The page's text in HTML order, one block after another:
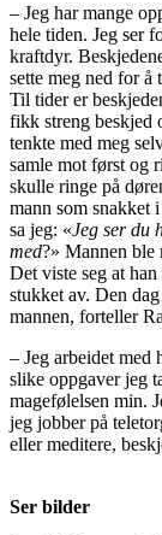
– Jeg har mange
hele tiden. Jeg ser
kraftdyr.
sette meg ned for
Til tider er
fikk streng beskjed
tenkte med meg
samle mot først og
skulle ringe på
mann som snakket
sa jeg: «Jeg ser du
med?» Mannen ble
Det viste seg at
stukket av. Den
mannen, forteller
– Jeg arbeidet med
slike oppgaver jeg
magefølelsen min.
jeg jobber på
eller meditere,
Ser bilder